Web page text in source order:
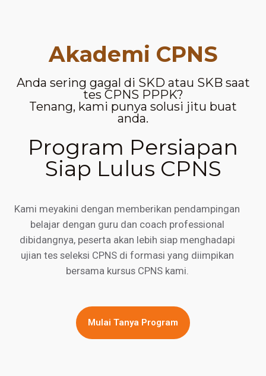
Akademi CPNS
Anda sering gagal di SKD atau SKB saat
tes CPNS PPPK?
Tenang, kami punya solusi jitu buat
anda.
Program Persiapan
Siap Lulus CPNS
Kami meyakini dengan memberikan pendampingan
belajar dengan guru dan coach professional
dibidangnya, peserta akan lebih siap menghadapi
ujian tes seleksi CPNS di formasi yang diimpikan
bersama kursus CPNS kami.
Mulai Tanya Program